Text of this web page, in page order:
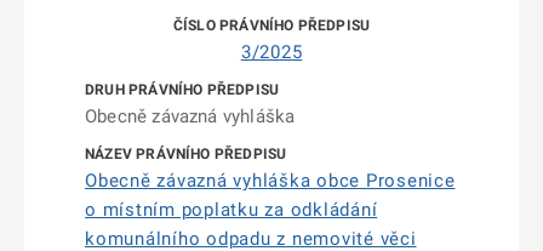
3/2025
Obecně závazná vyhláška
Obecně závazná vyhláška obce Prosenice
o místním poplatku za odkládání
komunálního odpadu z nemovité věci